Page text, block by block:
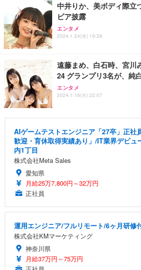
中井りか、美ボディ際立
ビア披露
エンタメ
2024.1.24(水) 19:29
遠藤まめ、白石時、宮川
24 グランプリ3名が、純
エンタメ
2024.1.16(火) 22:07
AIゲームテストエンジニア「27卒」正社
歓迎・育休取得実績あり」/IT業界デビュ
内1丁目
株式会社Meta Sales
愛知県
月給25万7,800円～32万円
正社員
運用エンジニア/フルリモート/6ヶ月研修
株式会社KMマーケティング
神奈川県
月給37万円～75万円